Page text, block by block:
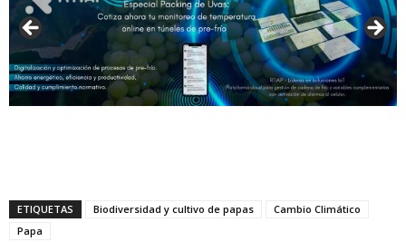
ETIQUETAS Biodiversidad y cultivo de papas
Cambio Climático
Papa